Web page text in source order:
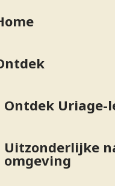
Ontdek Uriage-
Uitzonderlijke
omgeving